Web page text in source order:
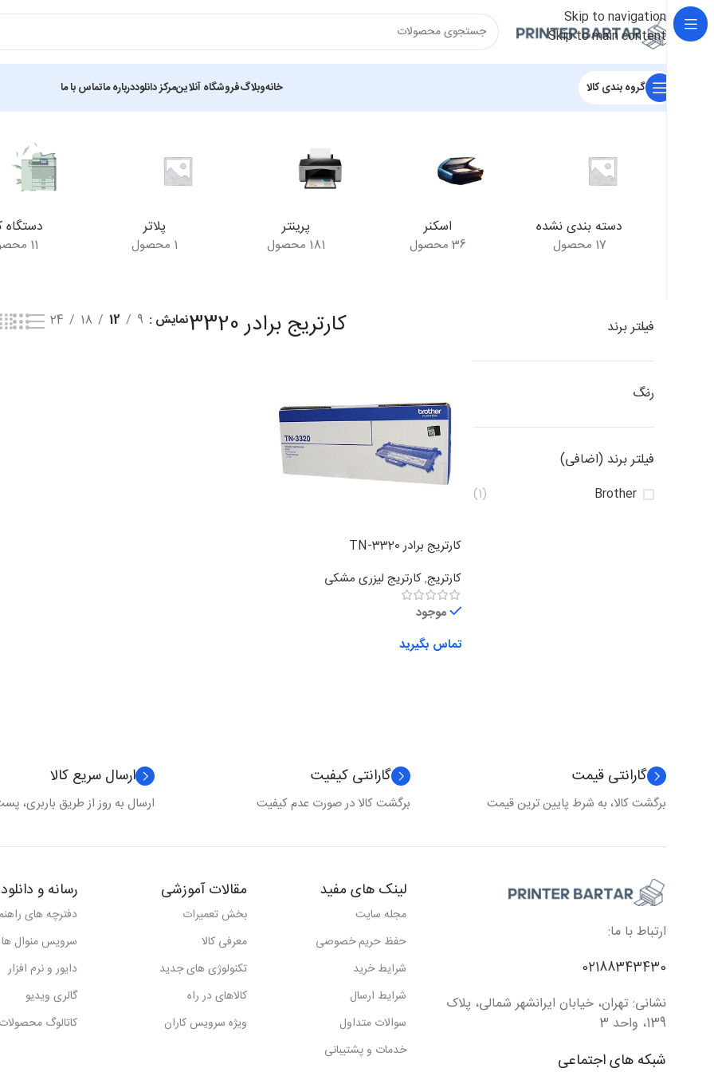
Skip to navigation
Skip to main content
گروه بندی کالا خانهوبلاگفروشگاه آنلاینمرکز دانلوددرباره ماتماس با ما
خانه/محصولات برچسب خورده “کارتریج برادر 3320”
دسته بندی نشده
17 محصول
اسکنر
36 محصول
پرینتر
181 محصول
پلاتر
1 محصول
دستگاه
11 محصول
فیلتر برند
رنگ
فیلتر برند (اضافی)
Brother
(1)
کارتریج برادر 3320 نمایش 9
12
18
24
کارتریج برادر TN-3320
کارتریج,کارتریج لیزری مشکی
موجود
تماس بگیرید
گارانتی قیمت
برگشت کالا، به شرط پایین ترین قیمت
گارانتی کیفیت
برگشت کالا در صورت عدم کیفیت
ارسال سریع کالا
ارسال به روز از طریق باربری،
ارتباط با ما:
02188343430
نشانی: تهران، خیابان ایرانشهر شمالی، پلاک
139، واحد 3
شبکه های اجتماعی
لینک های مفید
مجله سایت
حفظ حریم خصوصی
شرایط خرید
شرایط ارسال
سوالات متداول
خدمات و پشتیبانی
مقالات آموزشی
بخش تعمیرات
معرفی کالا
تکنولوژی های جدید
کالاهای در راه
ویژه سرویس کاران
رسانه و دانلود
دفترچه های
سرویس منوال ها
دایور و نرم افزار
گالری ویدیو
کاتالوگ